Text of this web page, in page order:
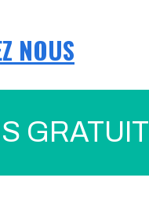
NOUS
GRATUIT